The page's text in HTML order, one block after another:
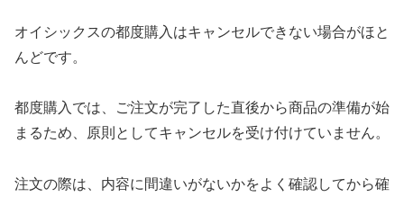
オイシックスの都度購入はキャンセルできない場合がほと
んどです。
都度購入では、ご注文が完了した直後から商品の準備が始
まるため、原則としてキャンセルを受け付けていません。
注文の際は、内容に間違いがないかをよく確認してから確